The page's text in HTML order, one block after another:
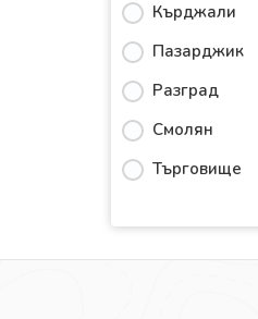
Кърджали
Пазарджик
Разград
Смолян
Търговище